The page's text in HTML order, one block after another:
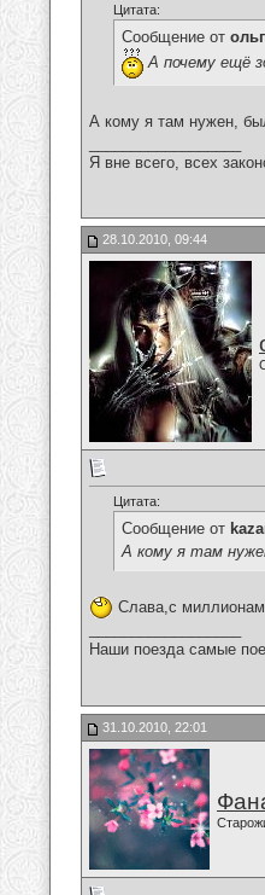
Цитата:
Сообщение от
А почему ещё
А кому я там нужен,
Я вне всего, всех
28.10.2010, 09:44
Цитата:
Сообщение от
А кому я там
Слава,с
Наши поезда самые
31.10.2010, 22:01